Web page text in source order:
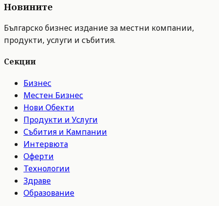
Новините
Българско бизнес издание за местни компании,
продукти, услуги и събития.
Секции
Бизнес
Местен Бизнес
Нови Обекти
Продукти и Услуги
Събития и Кампании
Интервюта
Оферти
Технологии
Здраве
Образование